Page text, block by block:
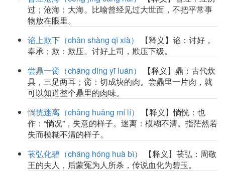
过；沧海：大海。比喻曾经见过大世面，不把平常事
物放在眼里。
谄上欺下（chǎn shàng qī xià）
【释义】谄：讨好，
奉承；欺：欺压。讨好上司，欺压下级。
尝鼎一脔（cháng dǐng yī luán）
【释义】鼎：古代炊
具，三足两耳；脔：切成块的肉。尝鼎里一片肉，就
可以知道整个鼎里的肉味。
惝恍迷离（chǎng huǎng mí lí）
【释义】惝恍：也
作：“惝况”，失意的样子。迷离：模糊不清。指茫然若
失而模糊不清的样子。
苌弘化碧（cháng hóng huà bì）
【释义】苌弘：周敬
王的夫人，后蒙冤为人所杀，传说血化为碧玉。